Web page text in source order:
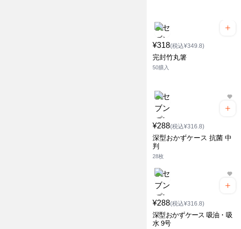
¥318(税込¥349.8)
完封竹丸箸
50膳入
¥288(税込¥316.8)
深型おかずケース 抗菌 中
判
28枚
¥288(税込¥316.8)
深型おかずケース 吸油・吸
水 9号